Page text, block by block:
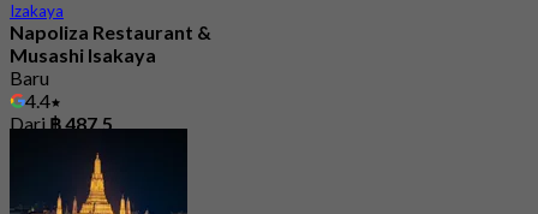
Izakaya
Napoliza Restaurant &
Musashi Isakaya
Baru
4.4
Dari฿ 487.5